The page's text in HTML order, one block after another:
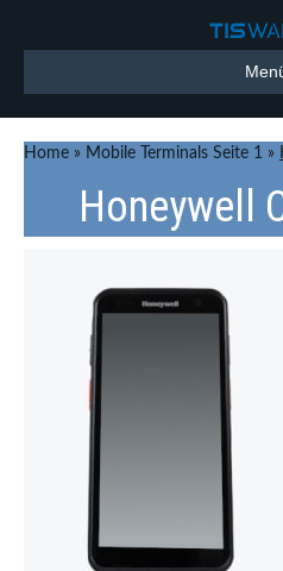
Home » Mobile Terminals Seite 1 »
Honeywell